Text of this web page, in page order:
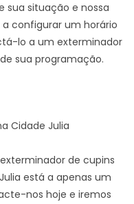
sua situação e nossa
configurar um horário
lo a um exterminador
sua programação.
Cidade Julia
de cupins
está a apenas um
nos hoje e iremos